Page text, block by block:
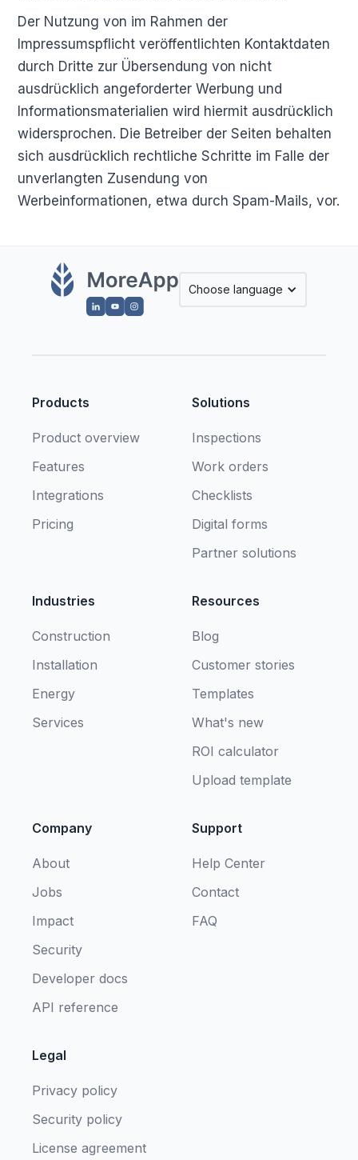
Der Nutzung von im Rahmen der
Impressumspflicht veröffentlichten Kontaktdaten
durch Dritte zur Übersendung von nicht
ausdrücklich angeforderter Werbung und
Informationsmaterialien wird hiermit ausdrücklich
widersprochen. Die Betreiber der Seiten behalten
sich ausdrücklich rechtliche Schritte im Falle der
unverlangten Zusendung von
Werbeinformationen, etwa durch Spam-Mails, vor.
Choose language
Products
Product overview
Features
Integrations
Pricing
Solutions
Inspections
Work orders
Checklists
Digital forms
Partner solutions
Industries
Construction
Installation
Energy
Services
Resources
Blog
Customer stories
Templates
What's new
ROI calculator
Upload template
Company
About
Jobs
Impact
Security
Developer docs
API reference
Support
Help Center
Contact
FAQ
Legal
Privacy policy
Security policy
License agreement